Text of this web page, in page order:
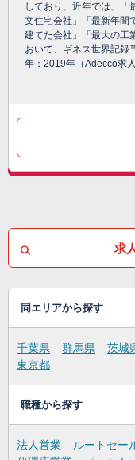
しており、近年では、「
文住宅会社」「最新年間
建てた会社」「最大の工
おいて、ギネス世界記
年：2019年（Adecco求人
求
同エリアから探す
千葉県 群馬県 茨城
東京都
職種から探す
法人営業 ルートセー